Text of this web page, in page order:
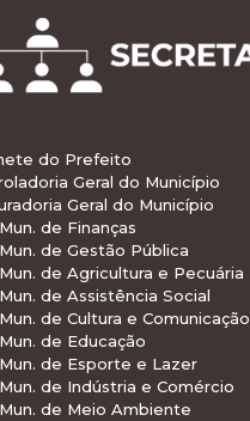
do Prefeito
Geral do Município
Geral do Município
de Finanças
de Gestão Pública
de Agricultura e Pecuária
de Assistência Social
de Cultura e Comunicação
de Educação
de Esporte e Lazer
de Indústria e Comércio
de Meio Ambiente